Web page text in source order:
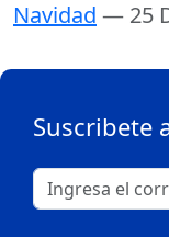
Navidad — 25
Suscribete